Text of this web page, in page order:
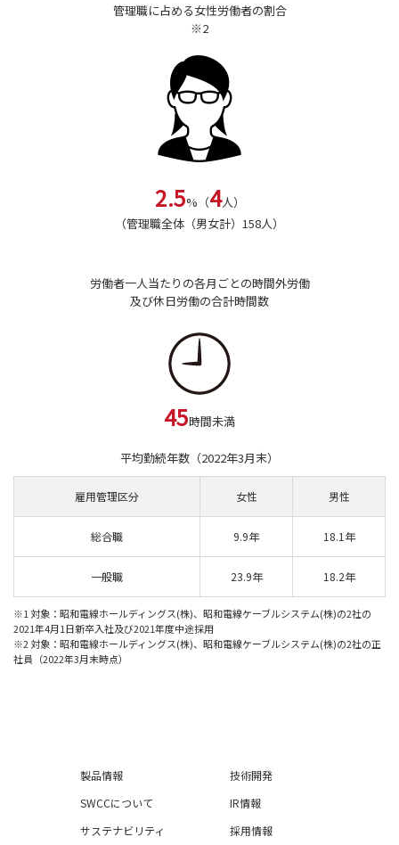
管理職に占める女性労働者の割合
※2
2.5%（4人）
（管理職全体（男女計）158人）
労働者一人当たりの各月ごとの時間外労働
及び休日労働の合計時間数
45時間未満
平均勤続年数（2022年3月末）
雇用管理区分 女性 男性
総合職 9.9年 18.1年
一般職 23.9年 18.2年
※1 対象：昭和電線ホールディングス(株)、昭和電線ケーブルシステム(株)の2社の
2021年4月1日新卒入社及び2021年度中途採用
※2 対象：昭和電線ホールディングス(株)、昭和電線ケーブルシステム(株)の2社の正
社員（2022年3月末時点）
製品情報
技術開発
SWCCについて
IR情報
サステナビリティ
採用情報